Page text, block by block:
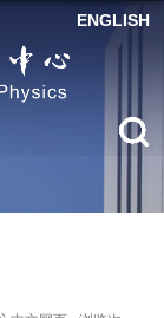
ENGLISH